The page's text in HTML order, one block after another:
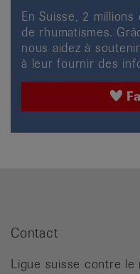
En Suisse, 2
de rhumatismes.
nous aidez à
à leur fournir des
Contact
Ligue suisse contre le